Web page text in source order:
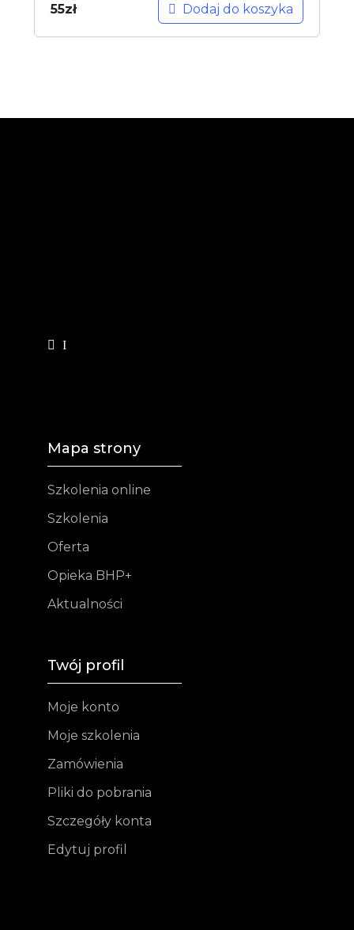
55zł Dodaj do koszyka
Mapa strony
Szkolenia online
Szkolenia
Oferta
Opieka BHP+
Aktualności
Twój profil
Moje konto
Moje szkolenia
Zamówienia
Pliki do pobrania
Szczegóły konta
Edytuj profil